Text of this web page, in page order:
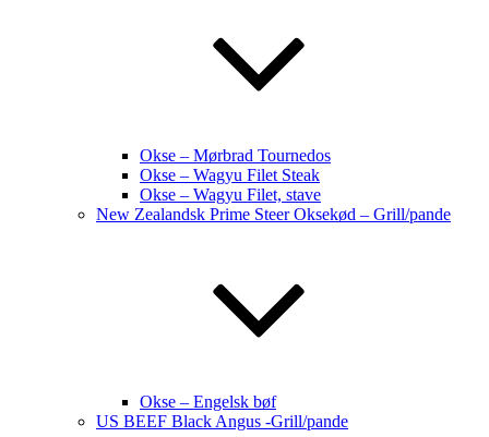
Okse – Mørbrad Tournedos
Okse – Wagyu Filet Steak
Okse – Wagyu Filet, stave
New Zealandsk Prime Steer Oksekød – Grill/pande
Okse – Engelsk bøf
US BEEF Black Angus -Grill/pande